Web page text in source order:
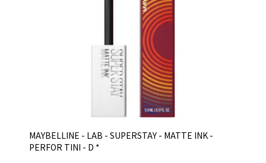
MAYBELLINE - LAB - SUPERSTAY - MATTE INK -
PERFOR TINI - D *